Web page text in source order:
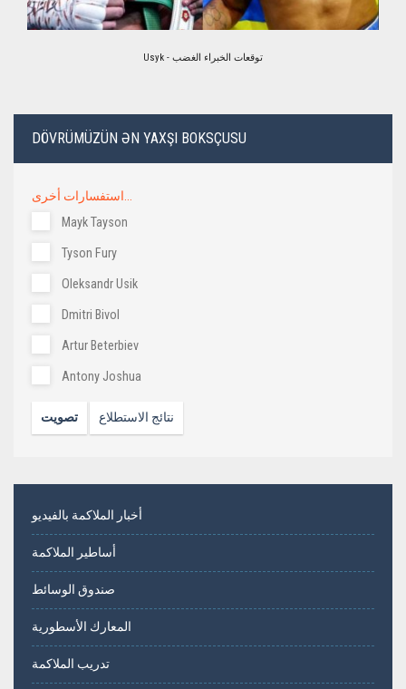
Usyk - توقعات الخبراء الغضب
DÖVRÜMÜZÜN ƏN YAXŞI BOKSÇUSU
استفسارات أخرى...
Mayk Tayson
Tyson Fury
Oleksandr Usik
Dmitri Bivol
Artur Beterbiev
Antony Joshua
تصويت نتائج الاستطلاع
أخبار الملاكمة بالفيديو
أساطير الملاكمة
صندوق الوسائط
المعارك الأسطورية
تدريب الملاكمة